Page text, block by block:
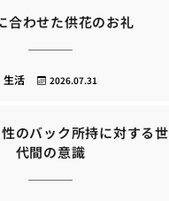
合わせた供花のお礼
2026.07.31
生活
のバック所持に対する世
代間の意識